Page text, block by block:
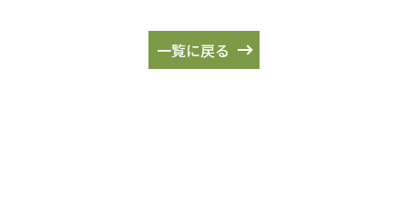
一覧に戻る